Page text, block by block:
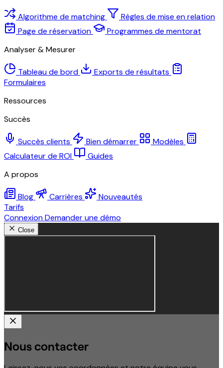
Algorithme de matching
Règles de mise en relation
Page de réservation
Programmes de mentorat
Analyser & Mesurer
Tableau de bord
Exports de résultats
Formulaires
Ressources
Succès
Succès clients Bien démarrer
Modèles
Calculateur de ROI
Guides
A propos
Blog Carrières
Nouveautés
Tarifs
ConnexionDemander une démo
Close
Nous contacter